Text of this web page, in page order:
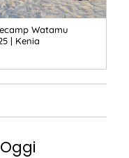
Watamu
| Kenia